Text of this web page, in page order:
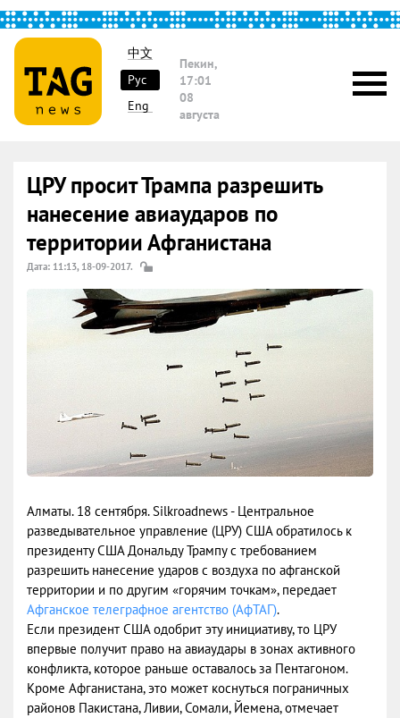
中文
Рус
Eng
Пекин,
17:01
08
августа
ЦРУ просит Трампа разрешить
нанесение авиаударов по
территории Афганистана
Дата: 11:13, 18-09-2017.
Алматы. 18 сентября. Silkroadnews - Центральное
разведывательное управление (ЦРУ) США обратилось к
президенту США Дональду Трампу с требованием
разрешить нанесение ударов с воздуха по афганской
территории и по другим «горячим точкам», передает
Афганское телеграфное агентство (АфТАГ).
Если президент США одобрит эту инициативу, то ЦРУ
впервые получит право на авиаудары в зонах активного
конфликта, которое раньше оставалось за Пентагоном.
Кроме Афганистана, это может коснуться пограничных
районов Пакистана, Ливии, Сомали, Йемена, отмечает